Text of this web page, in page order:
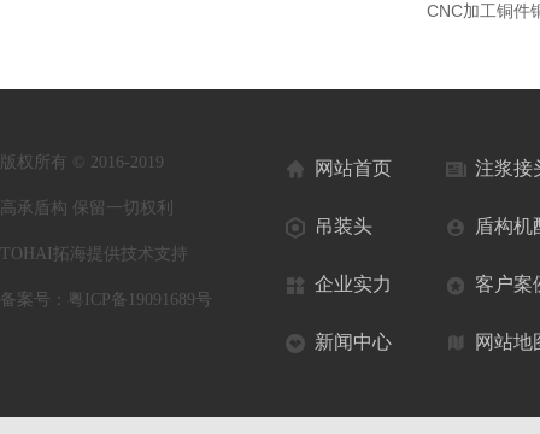
CNC加工铜件
版权所有 © 2016-2019
高承盾构 保留一切权利
TOHAI拓海提供技术支持
备案号： 粤ICP备19091689号
网站首页 注浆接
吊装头 盾构机
企业实力 客户案
新闻中心 网站地